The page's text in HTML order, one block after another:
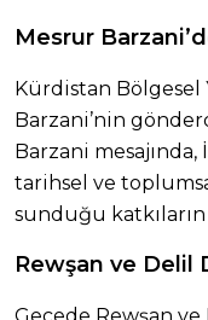
Mesrur
Kürdistan Bölgesel
Barzani’nin
Barzani
tarihsel ve
sunduğu
Rewşan ve Delil